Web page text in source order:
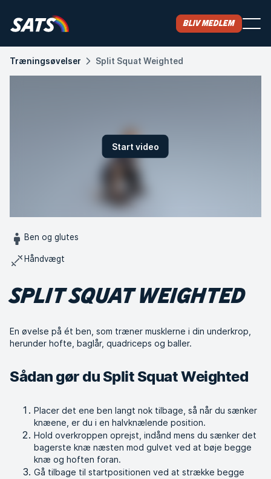
Bliv medlem
Træningsøvelser Split Squat Weighted
Start video
Ben og glutes
Håndvægt
SPLIT SQUAT WEIGHTED
En øvelse på ét ben, som træner musklerne i din underkrop,
herunder hofte, baglår, quadriceps og baller.
Sådan gør du Split Squat Weighted
Placer det ene ben langt nok tilbage, så når du sænker
knæene, er du i en halvknælende position.
Hold overkroppen oprejst, indånd mens du sænker det
bagerste knæ næsten mod gulvet ved at bøje begge
knæ og hoften foran.
Gå tilbage til startpositionen ved at strække begge